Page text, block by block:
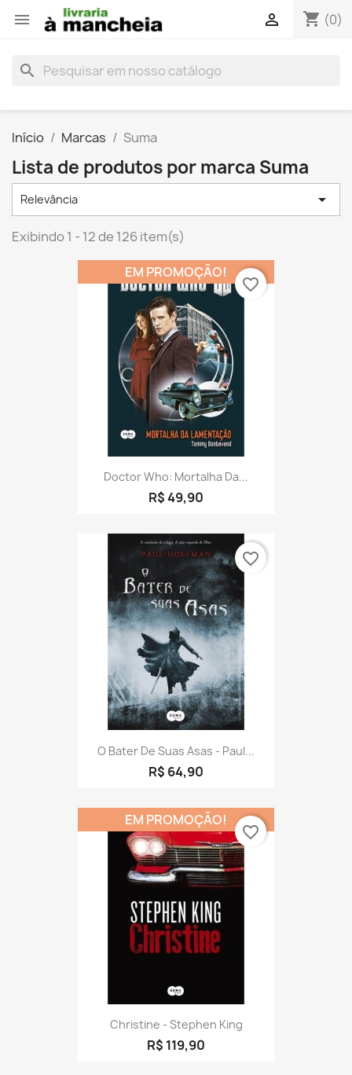
 shopping_cart (0)

search
Início Marcas Suma
Lista de produtos por marca Suma
Relevância 
Exibindo 1 - 12 de 126 item(s)
Doctor Who: Mortalha Da...
R$ 49,90
EM PROMOÇÃO!
favorite_border
O Bater De Suas Asas - Paul...
R$ 64,90
favorite_border
Christine - Stephen King
R$ 119,90
EM PROMOÇÃO!
favorite_border